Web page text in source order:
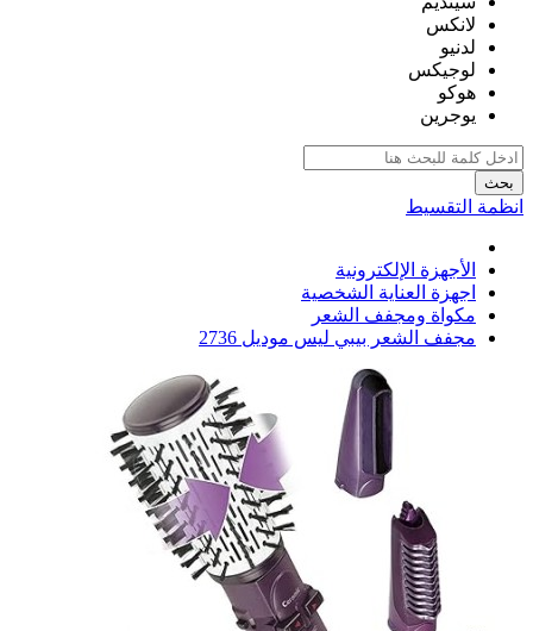
لانكس
لدنيو
لوجيكس
هوكو
يوجرين
بحث
انظمة التقسيط
الأجهزة الإلكترونية
اجهزة العناية الشخصية
مكواة ومجفف الشعر
مجفف الشعر بيبي ليس موديل 2736